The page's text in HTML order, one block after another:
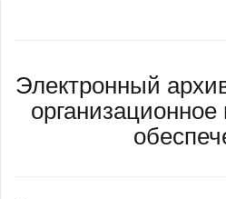
Электронный
организационное